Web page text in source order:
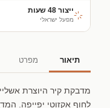
ייצור 48 שעות
מפעל ישראלי
תיאור מפרט
מדבקת קיר היוצרת